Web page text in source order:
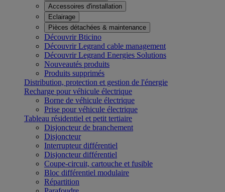
Accessoires d'installation
Eclairage
Pièces détachées & maintenance
Découvrir Bticino
Découvrir Legrand cable management
Découvrir Legrand Energies Solutions
Nouveautés produits
Produits supprimés
Distribution, protection et gestion de l'énergie
Recharge pour véhicule électrique
Borne de véhicule électrique
Prise pour véhicule électrique
Tableau résidentiel et petit tertiaire
Disjoncteur de branchement
Disjoncteur
Interrupteur différentiel
Disjoncteur différentiel
Coupe-circuit, cartouche et fusible
Bloc différentiel modulaire
Répartition